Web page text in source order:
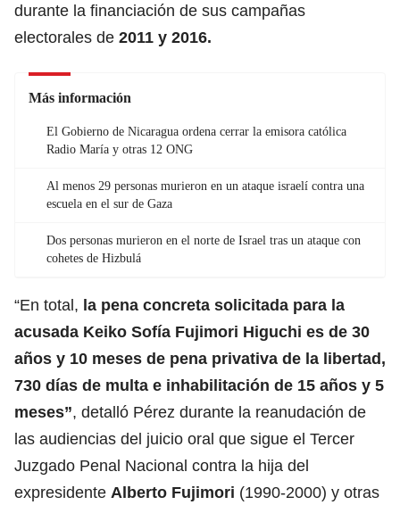
durante la financiación de sus campañas
electorales de 2011 y 2016.
Más información
El Gobierno de Nicaragua ordena cerrar la emisora católica
Radio María y otras 12 ONG
Al menos 29 personas murieron en un ataque israelí contra una
escuela en el sur de Gaza
Dos personas murieron en el norte de Israel tras un ataque con
cohetes de Hizbulá
“En total, la pena concreta solicitada para la
acusada Keiko Sofía Fujimori Higuchi es de 30
años y 10 meses de pena privativa de la libertad,
730 días de multa e inhabilitación de 15 años y 5
meses”, detalló Pérez durante la reanudación de
las audiencias del juicio oral que sigue el Tercer
Juzgado Penal Nacional contra la hija del
expresidente Alberto Fujimori (1990-2000) y otras